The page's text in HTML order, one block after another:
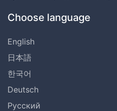
Choose language
English
日本語
한국어
Deutsch
Русский